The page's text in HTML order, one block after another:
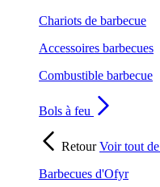
Chariots de barbecue
Accessoires barbecues
Combustible barbecue
Bols à feu
RetourVoir tout de
Barbecues d'Ofyr